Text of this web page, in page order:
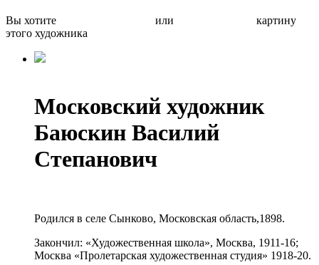
Вы хотите или
картину
этого художника
Московский художник
Баюскин Василий
Степанович
Родился в селе Сынково, Московская область,1898.
Закончил: «Художественная школа», Москва, 1911-16;
Москва «Пролетарская художественная студия» 1918-20.